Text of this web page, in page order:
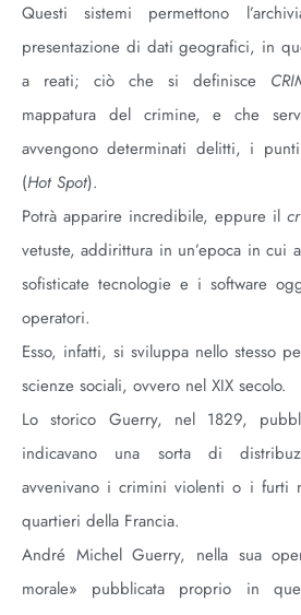
Questi sistemi permettono
presentazione di dati geografici, in
a reati; ciò che si definisce
mappatura del crimine, e che
avvengono determinati delitti, i
(Hot Spot).
Potrà apparire incredibile, eppure il
vetuste, addirittura in un’epoca in cui
sofisticate tecnologie e i software
operatori.
Esso, infatti, si sviluppa nello stesso
scienze sociali, ovvero nel XIX secolo.
Lo storico Guerry, nel 1829,
indicavano una sorta di
avvenivano i crimini violenti o i furti
quartieri della Francia.
André Michel Guerry, nella sua
morale» pubblicata proprio in